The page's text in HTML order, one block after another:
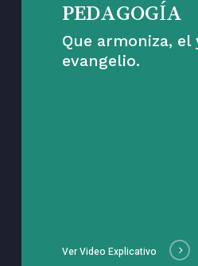
PEDAGOGÍA
Que armoniza,
evangelio.
Ver Video Explicativo